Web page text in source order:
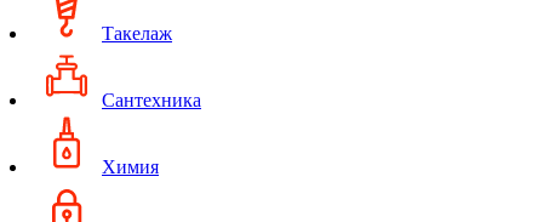
Такелаж
Сантехника
Химия